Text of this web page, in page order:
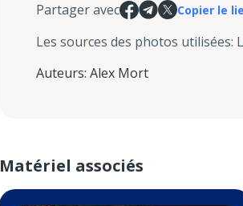
Partager avec Copier le
Les sources des photos utilisées:
Auteurs: Alex Mort
Matériel associés